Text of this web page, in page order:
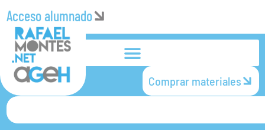
Acceso alumnado
Comprar materiales